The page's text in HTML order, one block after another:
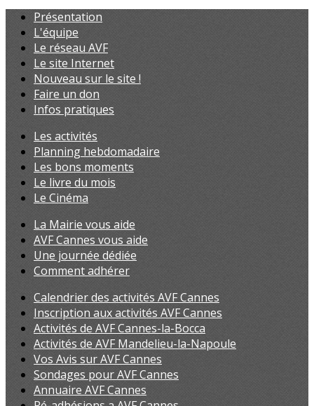
Présentation
L'équipe
Le réseau AVF
Le site Internet
Nouveau sur le site !
Faire un don
Infos pratiques
Les activités
Planning hebdomadaire
Les bons moments
Le livre du mois
Le Cinéma
La Mairie vous aide
AVF Cannes vous aide
Une journée dédiée
Comment adhérer
Calendrier des activités AVF Cannes
Inscription aux activités AVF Cannes
Activités de AVF Cannes-la-Bocca
Activités de AVF Mandelieu-la-Napoule
Vos Avis sur AVF Cannes
Sondages pour AVF Cannes
Annuaire AVF Cannes